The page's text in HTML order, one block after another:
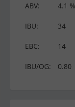
ABV: 4.1 %
IBU: 34
EBC: 14
IBU/OG:
0.80